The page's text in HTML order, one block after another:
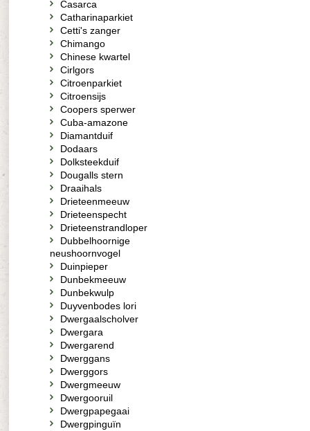
Casarca
Catharinaparkiet
Cetti's zanger
Chimango
Chinese kwartel
Cirlgors
Citroenparkiet
Citroensijs
Coopers sperwer
Cuba-amazone
Diamantduif
Dodaars
Dolksteekduif
Dougalls stern
Draaihals
Drieteenmeeuw
Drieteenspecht
Drieteenstrandloper
Dubbelhoornige
neushoornvogel
Duinpieper
Dunbekmeeuw
Dunbekwulp
Duyvenbodes lori
Dwergaalscholver
Dwergara
Dwergarend
Dwerggans
Dwerggors
Dwergmeeuw
Dwergooruil
Dwergpapegaai
Dwergpinguïn